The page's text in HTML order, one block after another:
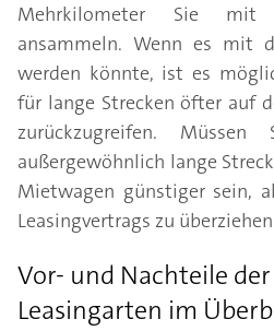
Mehrkilometer Sie mit
ansammeln. Wenn es mit
werden könnte, ist es
für lange Strecken öfter auf
zurückzugreifen.
außergewöhnlich lange
Mietwagen günstiger sein,
Leasingvertrags zu
Vor- und Nachteile
Leasingarten im